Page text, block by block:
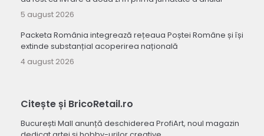
5 august 2026
Packeta România integrează rețeaua Poștei Române și își
extinde substanțial acoperirea națională
4 august 2026
Citește și BricoRetail.ro
București Mall anunță deschiderea ProfiArt, noul magazin